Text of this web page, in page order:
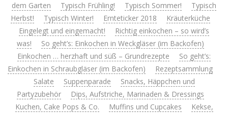
dem Garten
Typisch Frühling! Typisch Sommer!
Typisch
Herbst!
Typisch Winter! Ernteticker 2018
Kräuterküche
Eingelegt und eingemacht!
Richtig einkochen – so wird’s
was!
So geht’s: Einkochen in Weckgläser (im Backofen)
Einkochen … herzhaft und süß – Grundrezepte
So geht’s:
Einkochen in Schraubgläser (im Backofen)
Rezeptsammlung
Salate
Suppenparade
Snacks, Häppchen und
Partyzubehör
Dips, Aufstriche, Marinaden & Dressings
Kuchen, Cake Pops & Co.
Muffins und Cupcakes
Kekse,